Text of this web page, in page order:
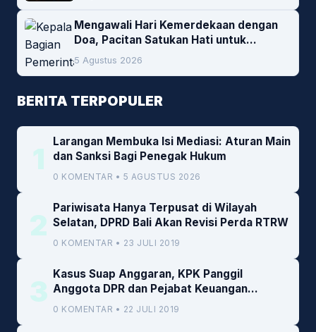
Mengawali Hari Kemerdekaan dengan
Doa, Pacitan Satukan Hati untuk
Indonesia
5 Agustus 2026
BERITA TERPOPULER
1
Larangan Membuka Isi Mediasi: Aturan Main
dan Sanksi Bagi Penegak Hukum
0 KOMENTAR • 5 AGUSTUS 2026
2
Pariwisata Hanya Terpusat di Wilayah
Selatan, DPRD Bali Akan Revisi Perda RTRW
0 KOMENTAR • 23 JULI 2019
3
Kasus Suap Anggaran, KPK Panggil
Anggota DPR dan Pejabat Keuangan
Kemenkeu
0 KOMENTAR • 22 JULI 2019